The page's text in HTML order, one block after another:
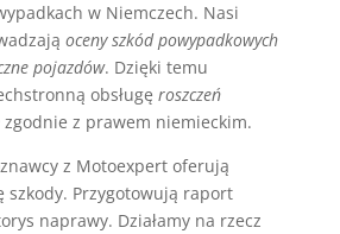
w Niemczech. Nasi
oceny szkód powypadkowych
pojazdów. Dzięki temu
obsługę roszczeń
zgodnie z prawem niemieckim.
z Motoexpert oferują
szkody. Przygotowują raport
naprawy. Działamy na rzecz